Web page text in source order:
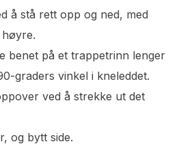
å stå rett opp og ned, med
benet på et trappetrinn lenger
graders vinkel i kneleddet.
ved å strekke ut det
og bytt side.